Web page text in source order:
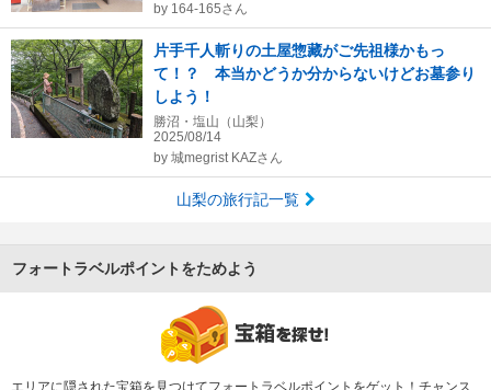
by 164-165さん
片手千人斬りの土屋惣藏がご先祖様かもっ
て！？ 本当かどうか分からないけどお墓参り
しよう！
勝沼・塩山（山梨）
2025/08/14
by 城megrist KAZさん
山梨の旅行記一覧
フォートラベルポイントをためよう
エリアに隠された宝箱を見つけてフォートラベルポイントをゲット！チャンス